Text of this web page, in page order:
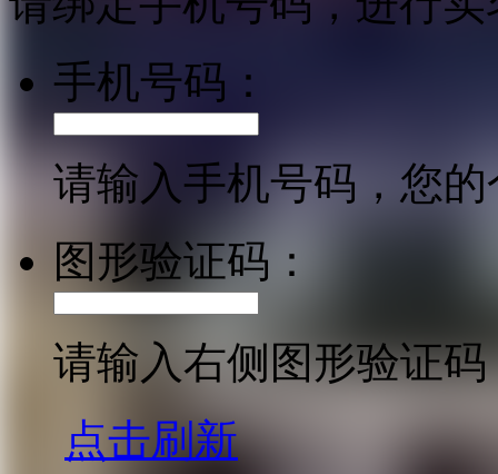
手机号码：
请输入手机号码，您
图形验证码：
请输入右侧图形验证码
点击刷新